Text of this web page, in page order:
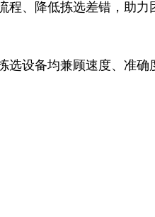
、降低拣选差错，助力
设备均兼顾速度、准确